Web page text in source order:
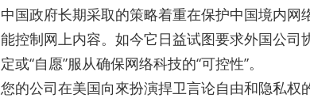
中国政府长期采取的策略着重在保护中国境内
能控制网上内容。如今它日益试图要求外国公
定或“自愿”服从确保网络科技的“可控性”。
您的公司在美国向來扮演捍卫言论自由和隐私